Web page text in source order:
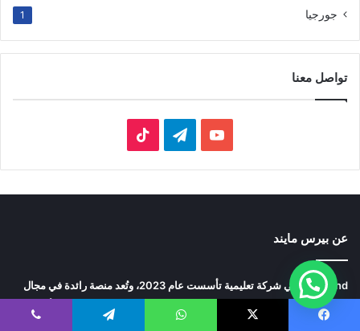
جورجيا 1
تواصل معنا
‫YouTubeتيلقرام
عن بيرس مايند
Persmind هي شركة تعليمية تأسست عام 2023، وتُعد منصة رائدة في مجال
الدعم الأكاديمي والمهني للطلاب الطموحين الراغبين في الدراسة في أفضل
الجامعات حول العالم.